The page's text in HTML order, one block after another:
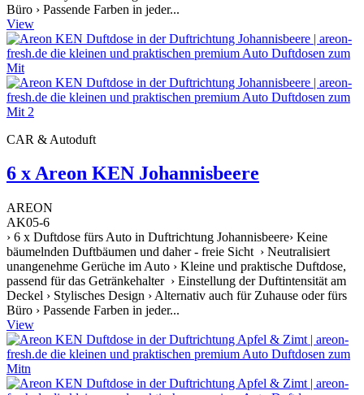
Büro › Passende Farben in jeder...
View
CAR & Autoduft
6 x Areon KEN Johannisbeere
AREON
AK05-6
› 6 x Duftdose fürs Auto in Duftrichtung Johannisbeere› Keine
bäumelnden Duftbäumen und daher - freie Sicht › Neutralisiert
unangenehme Gerüche im Auto › Kleine und praktische Duftdose,
passend für das Getränkehalter › Einstellung der Duftintensität am
Deckel › Stylisches Design › Alternativ auch für Zuhause oder fürs
Büro › Passende Farben in jeder...
View